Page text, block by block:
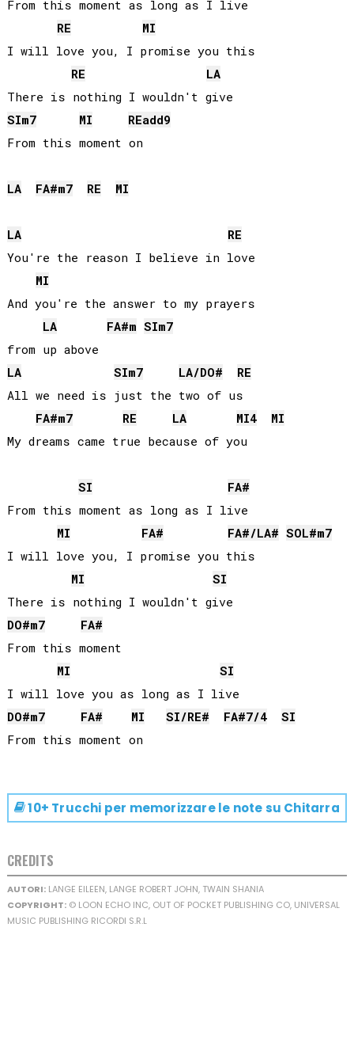
From this moment as long as I live
RE
MI
I will love you, I promise you this
RE
LA
SIm7 MI REadd9
From this moment on
LA FA#m7 RE MI
LA
RE
You're the reason I believe in love
MI
And you're the answer to my prayers
LA
FA#m SIm7
LA
SIm7 LA/DO#
RE
All we need is just the two of us
FA#m7 RE LA MI4
MI
SI
FA#
From this moment as long as I live
MI
FA# FA#/LA# SOL#m7
I will love you, I promise you this
MI
SI
DO#m7
FA#
From this moment
MI
SI
DO#m7 FA# MI SI/RE# FA#7/4
SI
10+ Trucchi per memorizzare le note su Chitarra
CREDITS
AUTORI:LANGE EILEEN, LANGE ROBERT JOHN, TWAIN SHANIA
COPYRIGHT:© LOON ECHO INC, OUT OF POCKET PUBLISHING CO, UNIVERSAL
MUSIC PUBLISHING RICORDI S.R.L